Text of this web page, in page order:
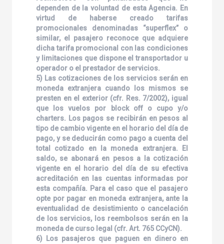
dependen de la voluntad de esta Agencia. En
virtud de haberse creado tarifas
promocionales denominadas “superflex” o
similar, el pasajero reconoce que adquiere
dicha tarifa promocional con las condiciones
y limitaciones que dispone el transportador u
operador o el prestador de servicios.
5) Las cotizaciones de los servicios serán en
moneda extranjera cuando los mismos se
presten en el exterior (cfr. Res. 7/2002), igual
que los vuelos por block off o cupo y/o
charters. Los pagos se recibirán en pesos al
tipo de cambio vigente en el horario del día de
pago, y se deducirán como pago a cuenta del
total cotizado en la moneda extranjera. El
saldo, se abonará en pesos a la cotización
vigente en el horario del día de su efectiva
acreditación en las cuentas informadas por
esta compañía. Para el caso que el pasajero
opte por pagar en moneda extranjera, ante la
eventualidad de desistimiento o cancelación
de los servicios, los reembolsos serán en la
moneda de curso legal (cfr. Art. 765 CCyCN).
6) Los pasajeros que paguen en dinero en